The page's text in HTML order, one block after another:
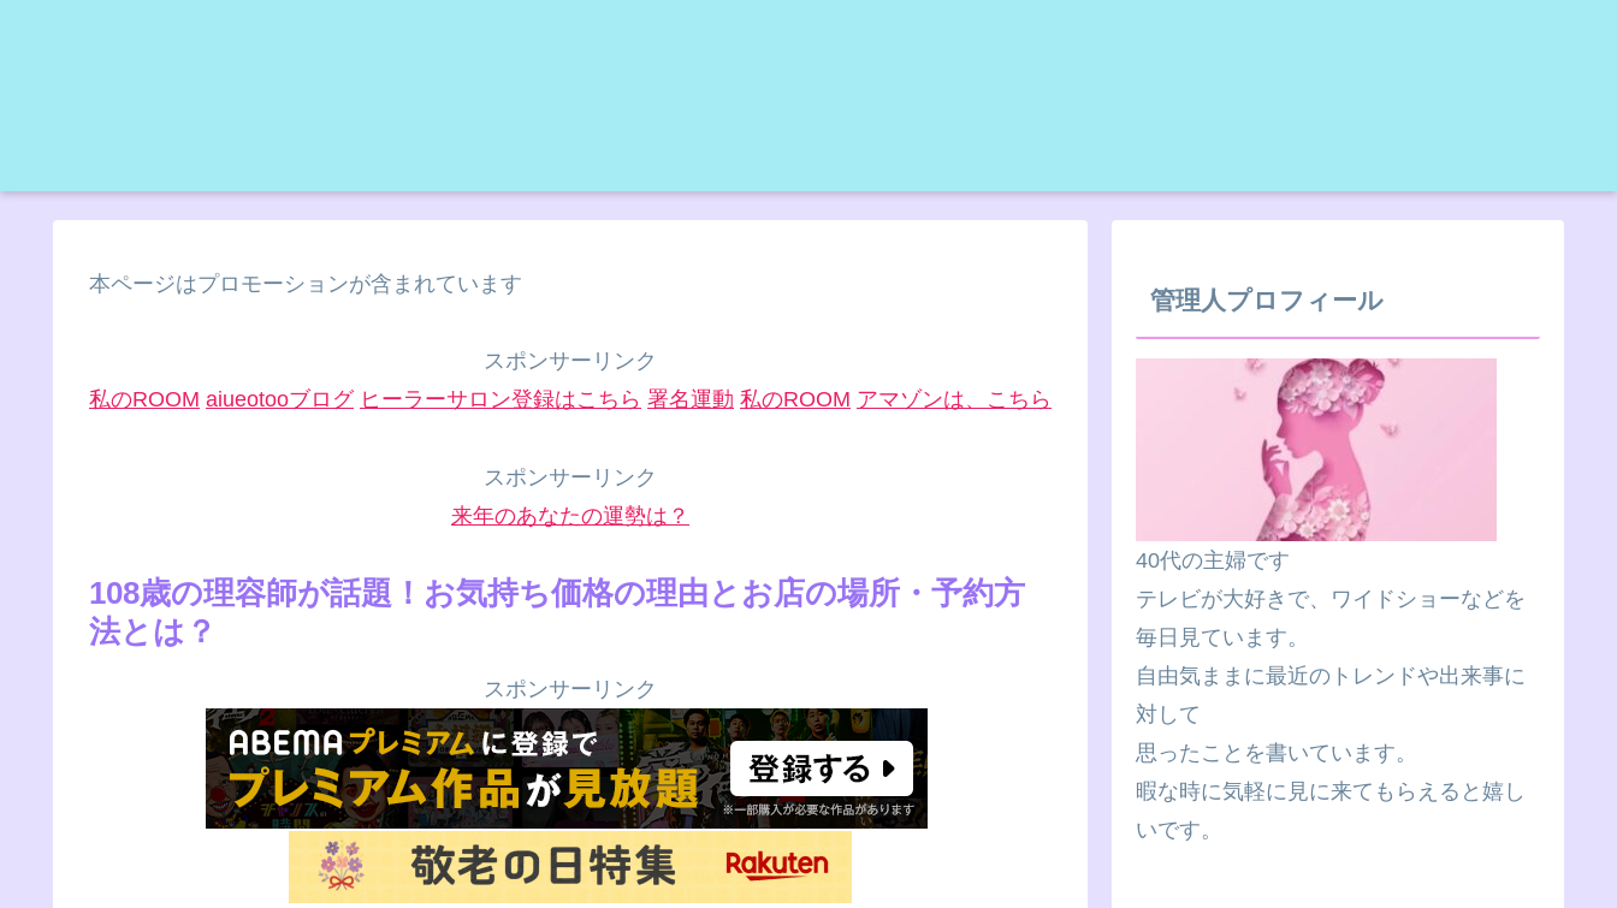
本ページはプロモーションが含まれています
スポンサーリンク
私のROOM aiueotooブログ ヒーラーサロン登録はこちら 署名運動 私のROOM アマゾンは、こちら
スポンサーリンク
来年のあなたの運勢は？
108歳の理容師が話題！お気持ち価格の理由とお店の場所・予約方
法とは？
スポンサーリンク
管理人プロフィール
40代の主婦です
テレビが大好きで、ワイドショーなどを
毎日見ています。
自由気ままに最近のトレンドや出来事に
対して
思ったことを書いています。
暇な時に気軽に見に来てもらえると嬉し
いです。